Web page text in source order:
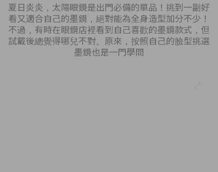
夏日炎炎，太陽眼鏡是出門必備的單品！挑到一副好
看又適合自己的墨鏡，絕對能為全身造型加分不少！
不過，有時在眼鏡店裡看到自己喜歡的墨鏡款式，但
試戴後總覺得哪兒不對。原來，按照自己的臉型挑選
墨鏡也是一門學問